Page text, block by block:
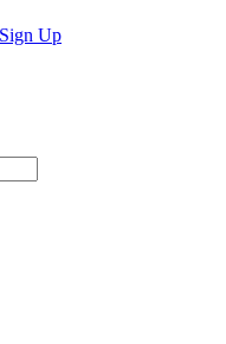
Sign Up